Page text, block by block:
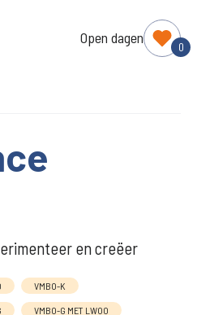
Open dagen
0
en creëer
VMBO-K
VMBO-G MET LWOO